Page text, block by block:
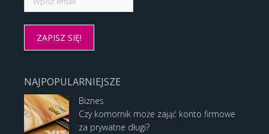
NAJPOPULARNIEJSZE
Biznes
Czy komornik może zająć konto firmowe
za prywatne długi?